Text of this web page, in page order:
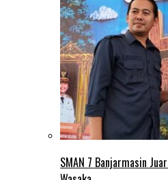
SMAN 7 Banjarmasin